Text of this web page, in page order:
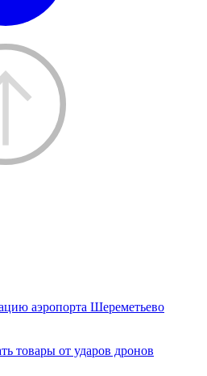
аэропорта Шереметьево
товары от ударов дронов